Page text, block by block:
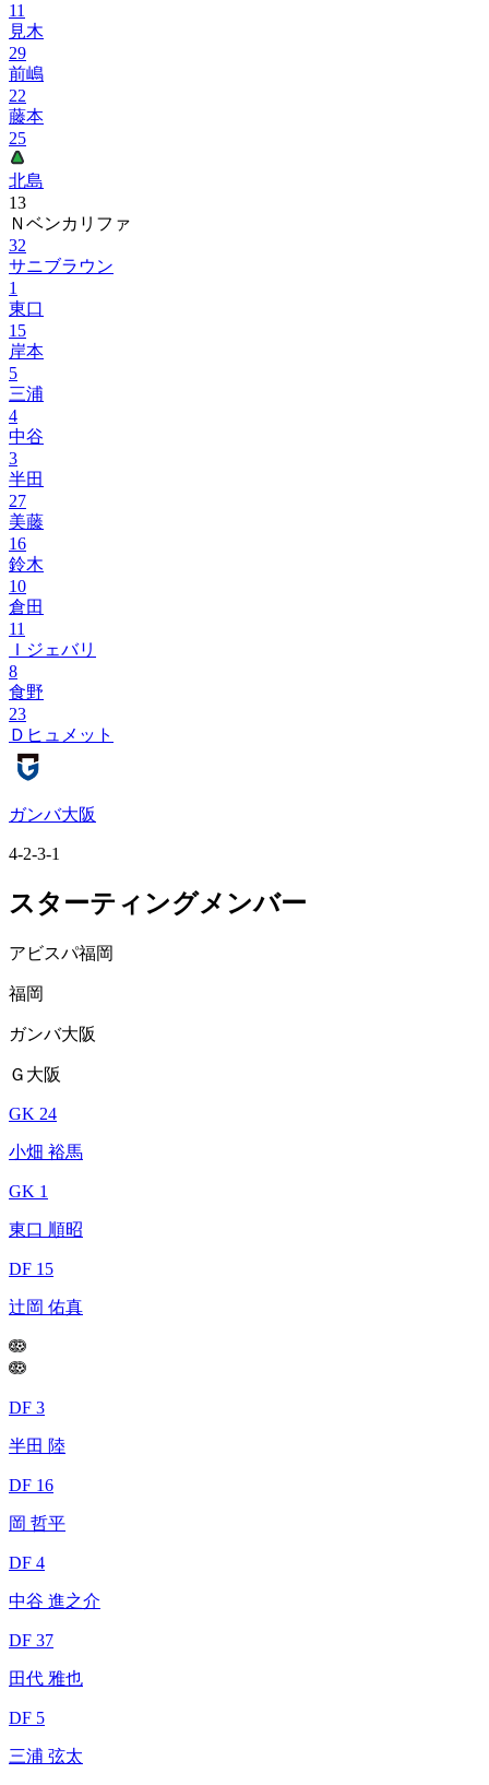
11
見木
29
前嶋
22
藤本
25
北島
13
Ｎベンカリファ
32
サニブラウン
1
東口
15
岸本
5
三浦
4
中谷
3
半田
27
美藤
16
鈴木
10
倉田
11
Ｉジェバリ
8
食野
23
Ｄヒュメット
ガンバ大阪
4-2-3-1
スターティングメンバー
アビスパ福岡
福岡
ガンバ大阪
Ｇ大阪
GK 24
小畑 裕馬
GK 1
東口 順昭
DF 15
辻岡 佑真
DF 3
半田 陸
DF 16
岡 哲平
DF 4
中谷 進之介
DF 37
田代 雅也
DF 5
三浦 弦太